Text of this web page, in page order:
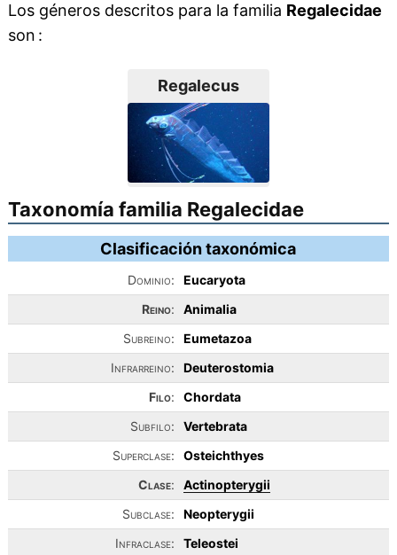
Los géneros descritos para la familia Regalecidae
son :
Regalecus
Taxonomía familia Regalecidae
Clasificación taxonómica
Dominio:
Eucaryota
Reino:
Animalia
Subreino:
Eumetazoa
Infrarreino:
Deuterostomia
Filo:
Chordata
Subfilo:
Vertebrata
Superclase:
Osteichthyes
Clase:
Actinopterygii
Subclase:
Neopterygii
Infraclase:
Teleostei